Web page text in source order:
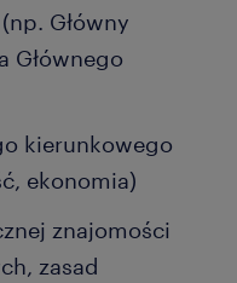
Główny
Głównego
kierunkowego
ekonomia)
znajomości
zasad